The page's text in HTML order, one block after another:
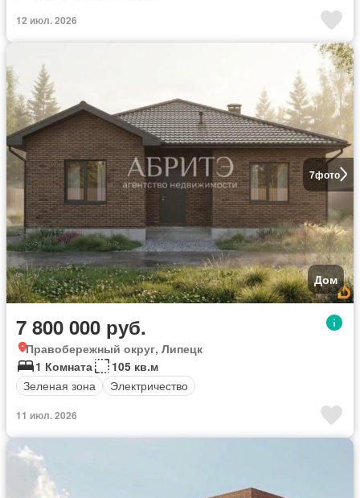
12 июл. 2026
7фото
Дом
7 800 000 руб.
Правобережный округ, Липецк
1 Комната
105 кв.м
Зеленая зона
Электричество
11 июл. 2026